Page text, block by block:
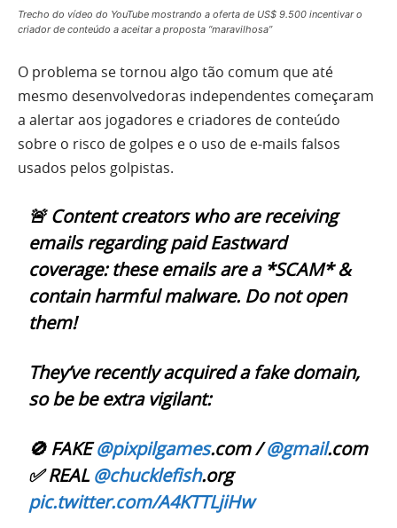
Trecho do vídeo do YouTube mostrando a oferta de US$ 9.500 incentivar o
criador de conteúdo a aceitar a proposta “maravilhosa”
O problema se tornou algo tão comum que até
mesmo desenvolvedoras independentes começaram
a alertar aos jogadores e criadores de conteúdo
sobre o risco de golpes e o uso de e-mails falsos
usados pelos golpistas.
🚨 Content creators who are receiving
emails regarding paid Eastward
coverage: these emails are a *SCAM* &
contain harmful malware. Do not open
them!
They’ve recently acquired a fake domain,
so be be extra vigilant:
🚫 FAKE@pixpilgames.com /@gmail.com
✅ REAL @chucklefish.org
pic.twitter.com/A4KTTLjiHw